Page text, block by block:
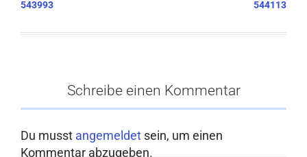
543993 544113
Schreibe einen Kommentar
Du musst angemeldet sein, um einen
Kommentar abzugeben.